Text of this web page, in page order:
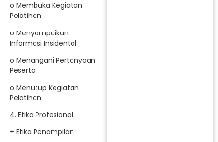
o Membuka Kegiatan
Pelatihan
o Menyampaikan
Informasi Insidental
o Menangani Pertanyaan
Peserta
o Menutup Kegiatan
Pelatihan
4. Etika Profesional
+ Etika Penampilan